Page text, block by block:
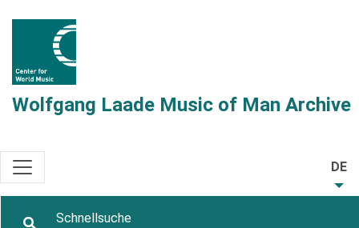
Wolfgang Laade Music of Man Archive
DE